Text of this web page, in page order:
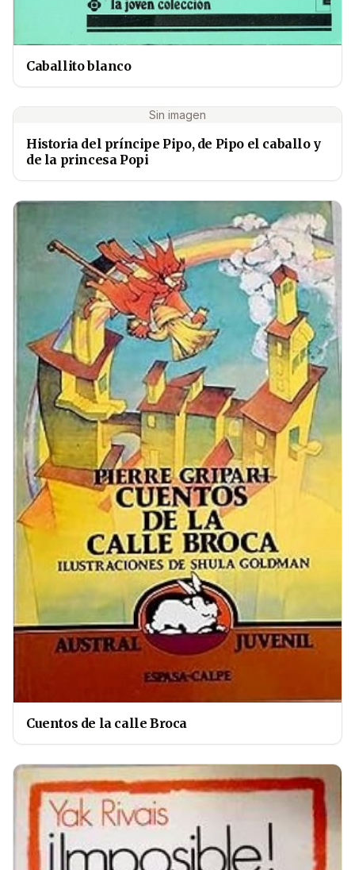
Caballito blanco
Sin imagen
Historia del príncipe Pipo, de Pipo el caballo y
de la princesa Popi
Cuentos de la calle Broca